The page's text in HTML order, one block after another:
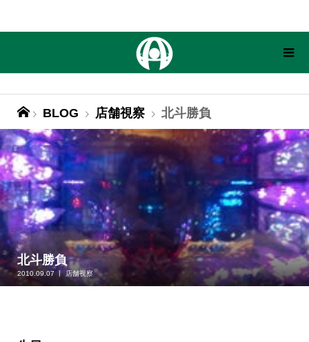
BLOG 店舗視察 北斗勝負
北斗勝負
2010.09.07 店舗視察